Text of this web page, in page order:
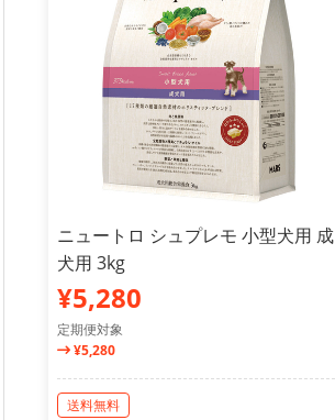
ニュートロ シュプレモ 小型犬用 成
犬用 3kg
¥5,280
定期便対象
¥5,280
送料無料